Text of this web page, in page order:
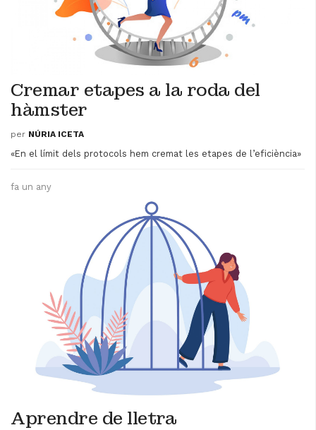
Cremar etapes a la roda del
hàmster
per NÚRIA ICETA
«En el límit dels protocols hem cremat les etapes de l’eficiència»
fa un any
Aprendre de lletra